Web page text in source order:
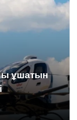
ұшатын